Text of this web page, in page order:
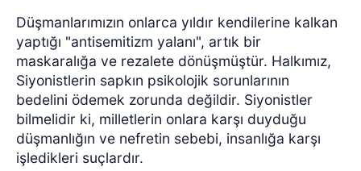
Düşmanlarımızın onlarca yıldır kendilerine kalkan
yaptığı "antisemitizm yalanı", artık bir
maskaralığa ve rezalete dönüşmüştür. Halkımız,
Siyonistlerin sapkın psikolojik sorunlarının
bedelini ödemek zorunda değildir. Siyonistler
bilmelidir ki, milletlerin onlara karşı duyduğu
düşmanlığın ve nefretin sebebi, insanlığa karşı
işledikleri suçlardır.